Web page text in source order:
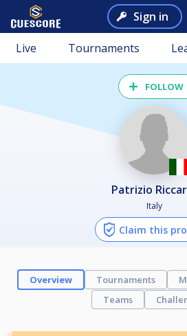
Sign in
Live Tournaments
FOLLOW
Patrizio
Italy
Claim this
Overview Tournaments
Teams